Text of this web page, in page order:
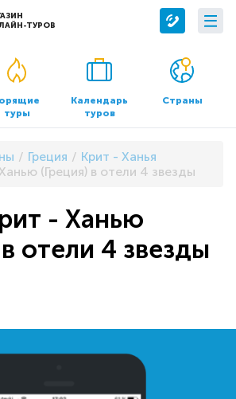
ТУРОВ
О компании
О нас
Контакты
Документы и реквизиты
туры
Календарь
туров
Страны
Греция
Крит - Ханья
(Греция) в отели 4 звезды
- Ханью
отели 4 звезды